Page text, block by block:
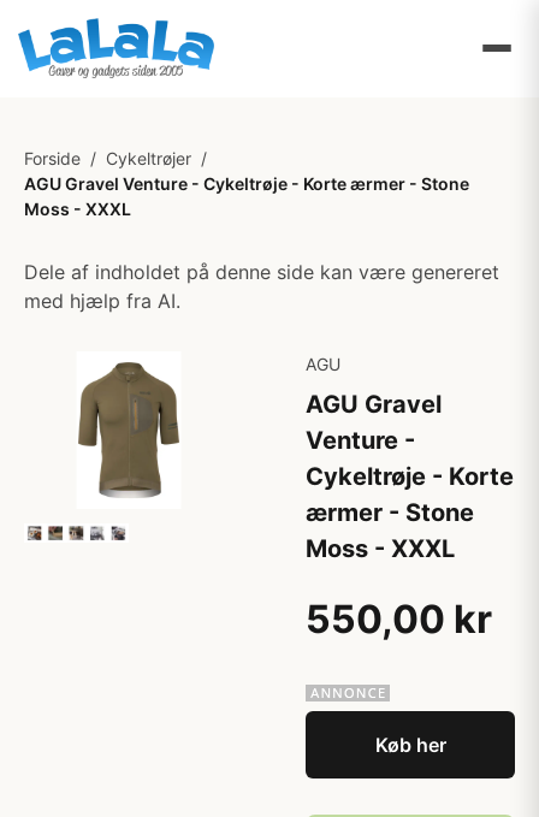
Forside / Cykeltrøjer /
AGU Gravel Venture - Cykeltrøje - Korte ærmer - Stone
Moss - XXXL
Dele af indholdet på denne side kan være genereret
med hjælp fra AI.
AGU
AGU Gravel
Venture -
Cykeltrøje - Korte
ærmer - Stone
Moss - XXXL
550,00 kr
Køb her